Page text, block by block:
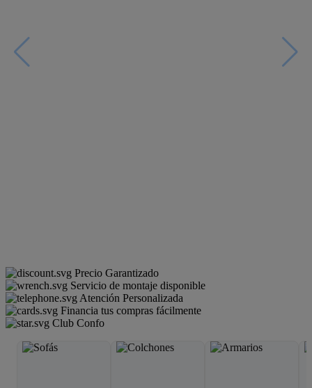
Precio Garantizado
Servicio de montaje disponible
Atención Personalizada
Financia tus compras fácilmente
Club Confo